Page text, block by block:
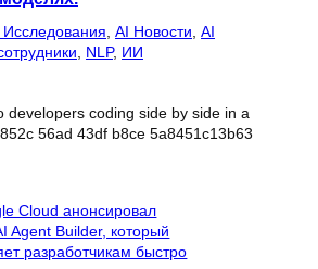
Исследования AI Новости AI
NLP, ИИ